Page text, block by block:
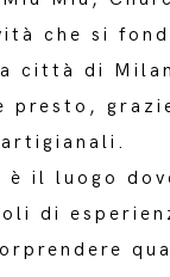
che si
città di
presto,
il luogo
di